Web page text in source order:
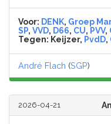
Voor: DENK, Groep
SP, VVD, D66, CU, PVV,
Tegen: Keijzer, PvdD,
André Flach (SGP)
2026-04-21